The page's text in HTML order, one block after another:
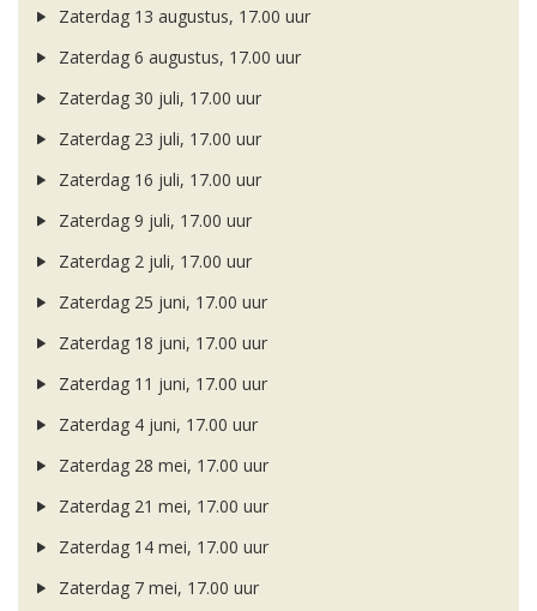
Zaterdag 13 augustus, 17.00 uur
Zaterdag 6 augustus, 17.00 uur
Zaterdag 30 juli, 17.00 uur
Zaterdag 23 juli, 17.00 uur
Zaterdag 16 juli, 17.00 uur
Zaterdag 9 juli, 17.00 uur
Zaterdag 2 juli, 17.00 uur
Zaterdag 25 juni, 17.00 uur
Zaterdag 18 juni, 17.00 uur
Zaterdag 11 juni, 17.00 uur
Zaterdag 4 juni, 17.00 uur
Zaterdag 28 mei, 17.00 uur
Zaterdag 21 mei, 17.00 uur
Zaterdag 14 mei, 17.00 uur
Zaterdag 7 mei, 17.00 uur